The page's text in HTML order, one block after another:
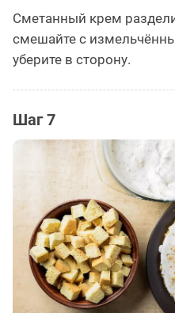
Сметанный крем
смешайте с
уберите в сторону.
Шаг 7